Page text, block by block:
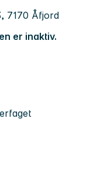
7170 Åfjord
er inaktiv.